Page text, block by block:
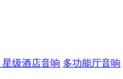
星级酒店音响 多功能厅音响